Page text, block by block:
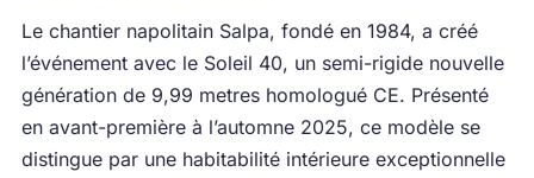
Le chantier napolitain Salpa, fondé en 1984, a créé
l’événement avec le Soleil 40, un semi-rigide nouvelle
génération de 9,99 metres homologué CE. Présenté
en avant-première à l’automne 2025, ce modèle se
distingue par une habitabilité intérieure exceptionnelle